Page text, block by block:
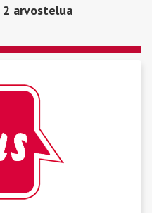
2 arvostelua